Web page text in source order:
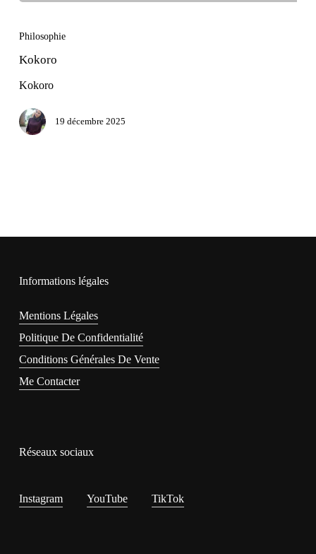
Philosophie
Kokoro
Kokoro
19 décembre 2025
Informations légales
Mentions Légales
Politique De Confidentialité
Conditions Générales De Vente
Me Contacter
Réseaux sociaux
Instagram YouTube TikTok